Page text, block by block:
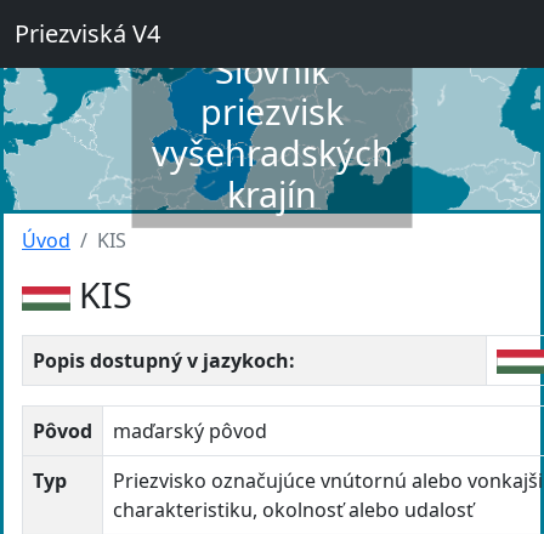
Priezviská V4
Slovník
priezvisk
vyšehradských
krajín
Úvod KIS
KIS
Popis dostupný v jazykoch:
Pôvod
maďarský pôvod
Typ
Priezvisko označujúce vnútornú alebo
charakteristiku, okolnosť alebo udalosť